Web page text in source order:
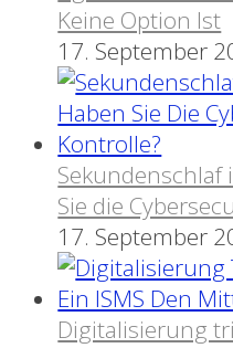
Keine Option Ist
17. September
Sekundenschlaf
Sie die
17. September
Digitalisierung